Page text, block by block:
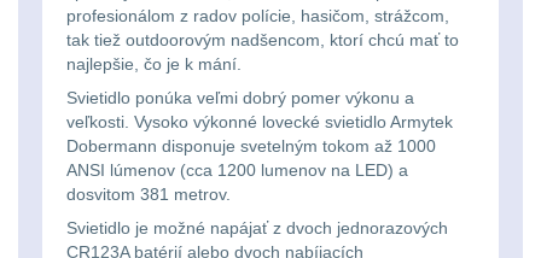
pro
18650
baterie
Svítilny
pro
Pouzdra
Kapsy
Peněženky
Vyhledávací svítilny 5
Lovecké svítilny 1
Nabíjacie baterky6
Svietidlá s magnetom2
profesionálom z radov polície, hasičom, strážcom,
tak tiež outdoorovým nadšencom, ktorí chcú mať to
najlepšie, čo je k mání.
Svietidlo ponúka veľmi dobrý pomer výkonu a
veľkosti. Vysoko výkonné lovecké svietidlo Armytek
Dobermann disponuje svetelným tokom až 1000
ANSI lúmenov (cca 1200 lumenov na LED) a
dosvitom 381 metrov.
Svietidlo je možné napájať z dvoch jednorazových
CR123A batérií alebo dvoch nabíjacích